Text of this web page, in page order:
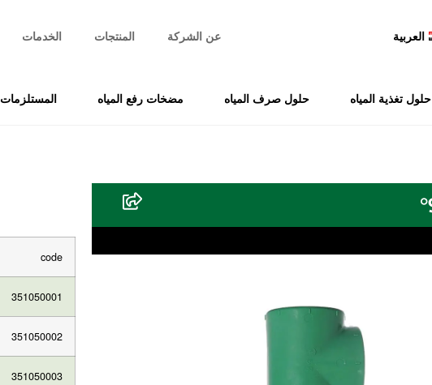
العربية عن الشركة المنتجات الخدمات
حلول تغذية المياه حلول صرف المياه مضخات رفع المياه المستلزمات
code
351050001
351050002
351050003